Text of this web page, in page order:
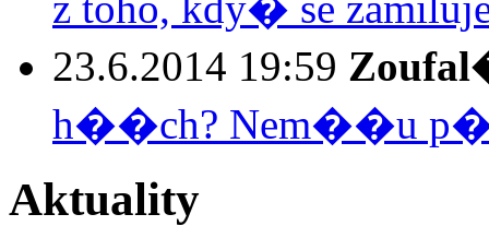
23.6.2014 19:59
h��ch? Nem��u
Aktuality